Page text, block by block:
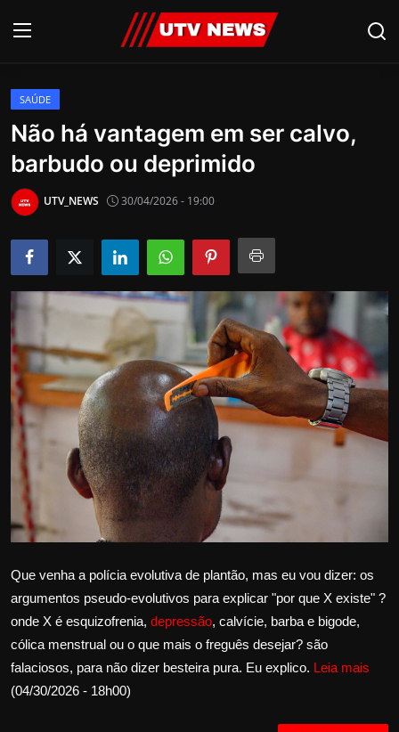
AO VIVO
PIRACICABA
CAMPINAS
LIMEIRA
ESPIRITO SANTO
Economia
Cultura
Internacional
APOIE
Educação
Política
Saúde
Esportes
SAÚDE
Não há vantagem em ser calvo,
barbudo ou deprimido
UTV_NEWS 30/04/2026 - 19:00
Que venha a polícia evolutiva de plantão, mas eu vou dizer: os
argumentos pseudo-evolutivos para explicar "por que X existe" ?
onde X é esquizofrenia, depressão, calvície, barba e bigode,
cólica menstrual ou o que mais o freguês desejar? são
falaciosos, para não dizer besteira pura. Eu explico. Leia mais
(04/30/2026 - 18h00)